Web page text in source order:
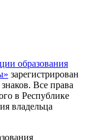
образования
зарегистрирован
Все права
в Республике
владельца